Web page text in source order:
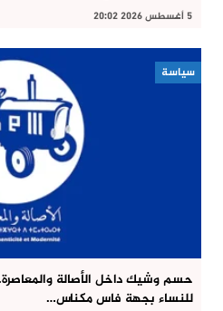
5 أغسطس 2026 20:02
سياسة
حسم وشيك داخل الأصالة
للنساء بجهة فاس مكناس…